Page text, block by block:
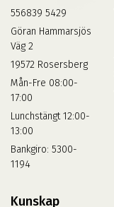
556839 5429
Göran Hammarsjös
Väg 2
19572 Rosersberg
Mån-Fre 08:00-
17:00
Lunchstängt 12:00-
13:00
Bankgiro: 5300-
1194
Kunskap